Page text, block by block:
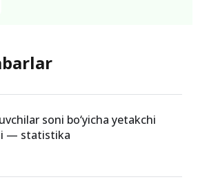
soni bo‘yicha yetakchi
— statistika